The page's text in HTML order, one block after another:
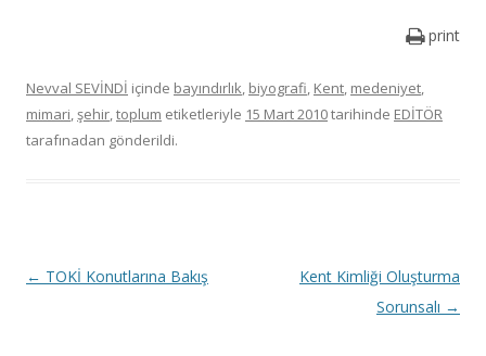
print
Nevval SEVİNDİ içinde bayındırlık, biyografi, Kent, medeniyet,
mimari,şehir,toplum etiketleriyle 15 Mart 2010tarihinde EDİTÖR
tarafınadan gönderildi.
Y
← TOKİ Konutlarına Bakış
Kent Kimliği Oluşturma
Sorunsalı →